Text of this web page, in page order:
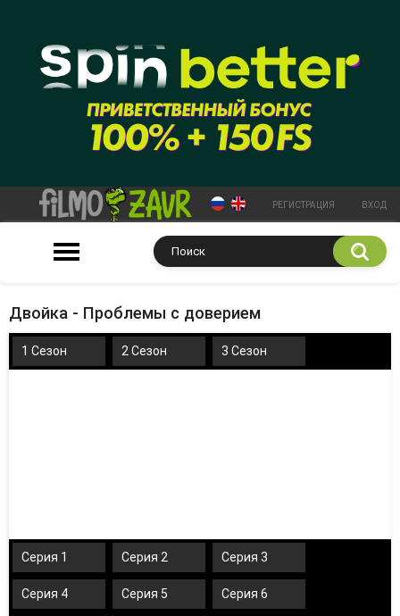
РЕГИСТРАЦИЯ ВХОД
Двойка - Проблемы с доверием
1 Сезон 2 Сезон 3 Сезон
Серия 1 Серия 2 Серия 3
Серия 4 Серия 5 Серия 6